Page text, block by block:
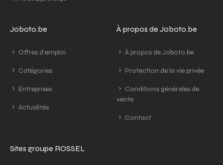
Joboto.be
Offres d'emploi
Catégories
Entreprises
Actualités
À propos de Joboto.be
À propos de Joboto.be
Protection de la vie privée
Conditions générales de
vente
Contact
Sites groupe ROSSEL